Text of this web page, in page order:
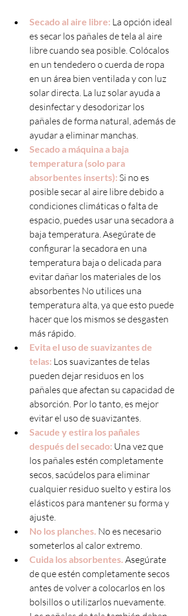
Secado al aire libre: La opción ideal
es secar los pañales de tela al aire
libre cuando sea posible. Colócalos
en un tendedero o cuerda de ropa
en un área bien ventilada y con luz
solar directa. La luz solar ayuda a
desinfectar y desodorizar los
pañales de forma natural, además de
ayudar a eliminar manchas.
Secado a máquina a baja
temperatura (solo para
absorbentes inserts): Si no es
posible secar al aire libre debido a
condiciones climáticas o falta de
espacio, puedes usar una secadora a
baja temperatura. Asegúrate de
configurar la secadora en una
temperatura baja o delicada para
evitar dañar los materiales de los
absorbentes No utilices una
temperatura alta, ya que esto puede
hacer que los mismos se desgasten
más rápido.
Evita el uso de suavizantes de
telas: Los suavizantes de telas
pueden dejar residuos en los
pañales que afectan su capacidad de
absorción. Por lo tanto, es mejor
evitar el uso de suavizantes.
Sacude y estira los pañales
después del secado: Una vez que
los pañales estén completamente
secos, sacúdelos para eliminar
cualquier residuo suelto y estira los
elásticos para mantener su forma y
ajuste.
No los planches. No es necesario
someterlos al calor extremo.
Cuida los absorbentes. Asegúrate
de que estén completamente secos
antes de volver a colocarlos en los
bolsillos o utilizarlos nuevamente.